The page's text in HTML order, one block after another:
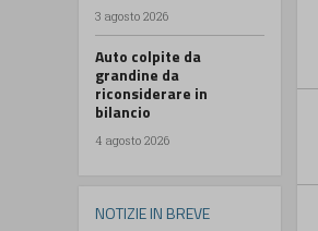
3 agosto 2026
Auto colpite da
grandine da
riconsiderare in
bilancio
4 agosto 2026
NOTIZIE IN BREVE